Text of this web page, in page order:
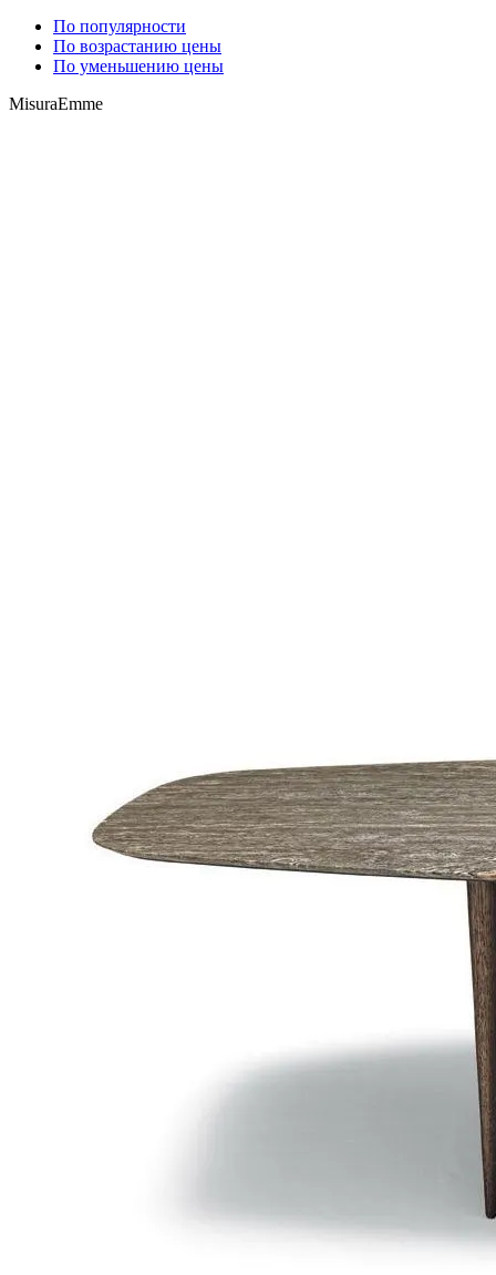
По популярности
По возрастанию цены
По уменьшению цены
MisuraEmme